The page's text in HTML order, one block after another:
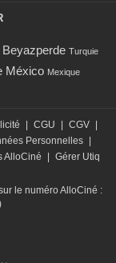
Beyazperde Turquie
México Mexique
CGU CGV
Personnelles
AlloCiné
Gérer Utiq
le numéro AlloCiné :